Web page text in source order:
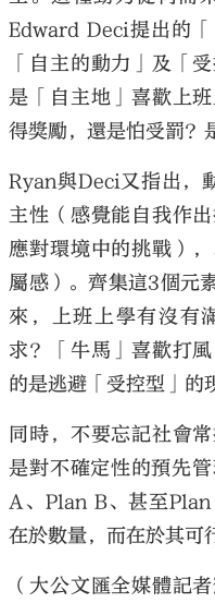
Edward Deci提出的
「自主的動力」及「
是「自主地」喜歡上
得獎勵，還是怕受罰？
Ryan與Deci又指出，
主性（感覺能自我作
應對環境中的挑戰）
屬感）。齊集這3個元
來，上班上學有沒有
求？「牛馬」喜歡打
的是逃避「受控型」的
同時，不要忘記社會
是對不確定性的預先
A、Plan B、甚至
在於數量，而在於其可
（大公文匯全媒體記